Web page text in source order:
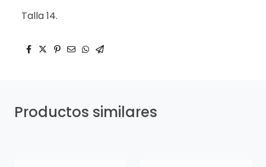
Talla 14.
Productos similares